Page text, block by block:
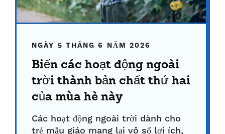
NGÀY 5 THÁNG 6 NĂM 2026
Biến các hoạt động ngoài
trời thành bản chất thứ hai
của mùa hè này
Các hoạt động ngoài trời dành cho
trẻ mẫu giáo mang lại vô số lợi ích,